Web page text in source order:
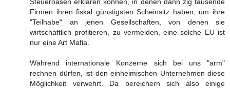
Steueroasen erklären können, in denen dann zig tausende
Firmen ihren fiskal günstigsten Scheinsitz haben, um ihre
"Teilhabe" an jenen Gesellschaften, von denen sie
wirtschaftlich profitieren, zu vermeiden, eine solche EU ist
nur eine Art Mafia.
Während internationale Konzerne sich bei uns "arm"
rechnen dürfen, ist den einheimischen Unternehmen diese
Möglichkeit verwehrt. Da bereichern sich also einige